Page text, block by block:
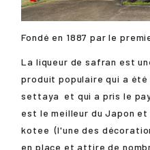
Fondé en 1887 par le
La liqueur de safran est
produit populaire qui a
settaya et qui a pris le
est le meilleur du Japon
kotee (l'une des
en place et attire de